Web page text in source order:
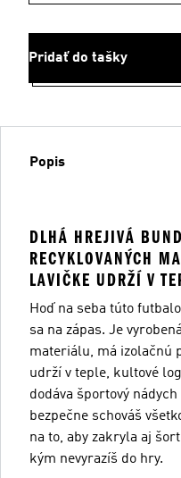
Pridať do tašky
Popis
DLHÁ HREJIVÁ
RECYKLOVANÝCH
LAVIČKE UDRŽÍ V
Hoď na seba túto
sa na zápas. Je
materiálu, má izolačnú
udrží v teple, kultové
dodáva športový
bezpečne schováš
na to, aby zakryla aj
kým nevyrazíš do hry.